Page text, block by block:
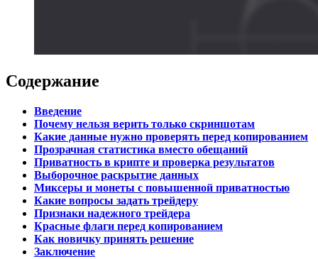
Содержание
Введение
Почему нельзя верить только скриншотам
Какие данные нужно проверять перед копированием
Прозрачная статистика вместо обещаний
Приватность в крипте и проверка результатов
Выборочное раскрытие данных
Миксеры и монеты с повышенной приватностью
Какие вопросы задать трейдеру
Признаки надежного трейдера
Красные флаги перед копированием
Как новичку принять решение
Заключение